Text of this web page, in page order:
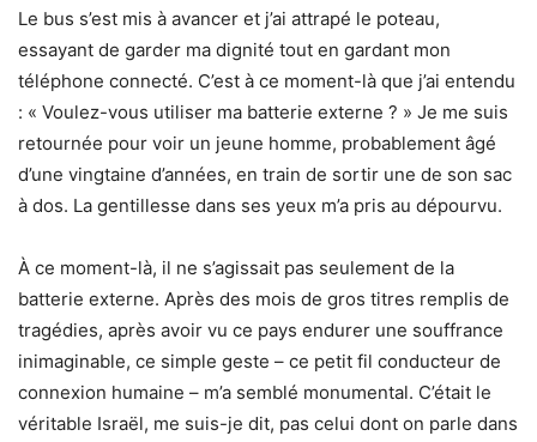
Le bus s’est mis à avancer et j’ai attrapé le poteau,
essayant de garder ma dignité tout en gardant mon
téléphone connecté. C’est à ce moment-là que j’ai entendu
: « Voulez-vous utiliser ma batterie externe ? » Je me suis
retournée pour voir un jeune homme, probablement âgé
d’une vingtaine d’années, en train de sortir une de son sac
à dos. La gentillesse dans ses yeux m’a pris au dépourvu.
À ce moment-là, il ne s’agissait pas seulement de la
batterie externe. Après des mois de gros titres remplis de
tragédies, après avoir vu ce pays endurer une souffrance
inimaginable, ce simple geste – ce petit fil conducteur de
connexion humaine – m’a semblé monumental. C’était le
véritable Israël, me suis-je dit, pas celui dont on parle dans